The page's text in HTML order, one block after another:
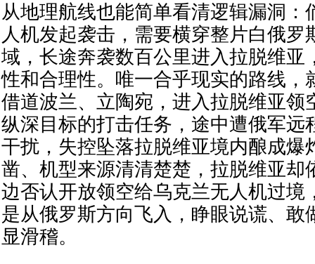
从地理航线也能简单看清逻辑漏洞：
人机发起袭击，需要横穿整片白俄罗
域，长途奔袭数百公里进入拉脱维亚
性和合理性。唯一合乎现实的路线，
借道波兰、立陶宛，进入拉脱维亚领
纵深目标的打击任务，途中遭俄军远
干扰，失控坠落拉脱维亚境内酿成爆
凿、机型来源清清楚楚，拉脱维亚却
边否认开放领空给乌克兰无人机过境
是从俄罗斯方向飞入，睁眼说谎、敢
显滑稽。